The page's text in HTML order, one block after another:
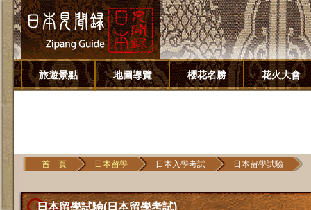
旅遊景點 地圖導覽 櫻花名勝 花火大會
首 頁 日本留學 日本入學考試 日本留學試驗
日本留學試驗(日本留學考試)